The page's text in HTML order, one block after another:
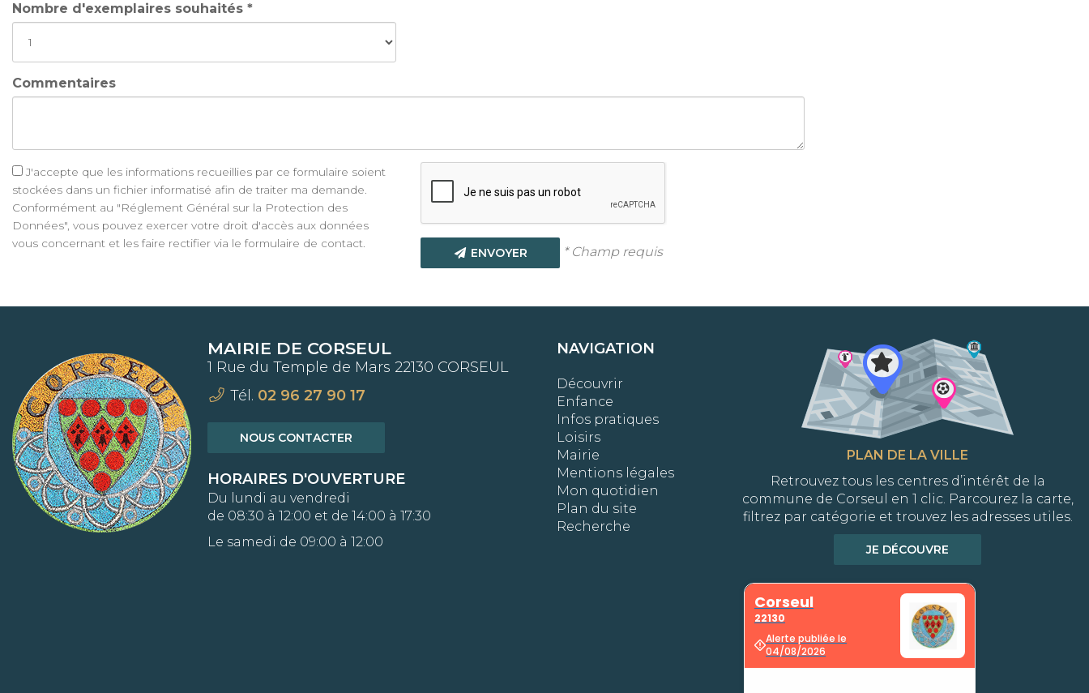
Nombre d'exemplaires souhaités *
Commentaires
J'accepte que les informations recueillies par ce formulaire soient
stockées dans un fichier informatisé afin de traiter ma demande.
Conformément au "Réglement Général sur la Protection des
Données", vous pouvez exercer votre droit d'accès aux données
vous concernant et les faire rectifier via le formulaire de contact.
ENVOYER * Champ requis
MAIRIE DE CORSEUL
1 Rue du Temple de Mars 22130 CORSEUL
Tél. 02 96 27 90 17
NOUS CONTACTER
HORAIRES D'OUVERTURE
Du lundi au vendredi
de 08:30 à 12:00 et de 14:00 à 17:30
Le samedi de 09:00 à 12:00
NAVIGATION
Découvrir
Enfance
Infos pratiques
Loisirs
Mairie
Mentions légales
Mon quotidien
Plan du site
Recherche
PLAN DE LA VILLE
Retrouvez tous les centres d’intérêt de la
commune de Corseul en 1 clic. Parcourez la carte,
filtrez par catégorie et trouvez les adresses utiles.
JE DÉCOUVRE